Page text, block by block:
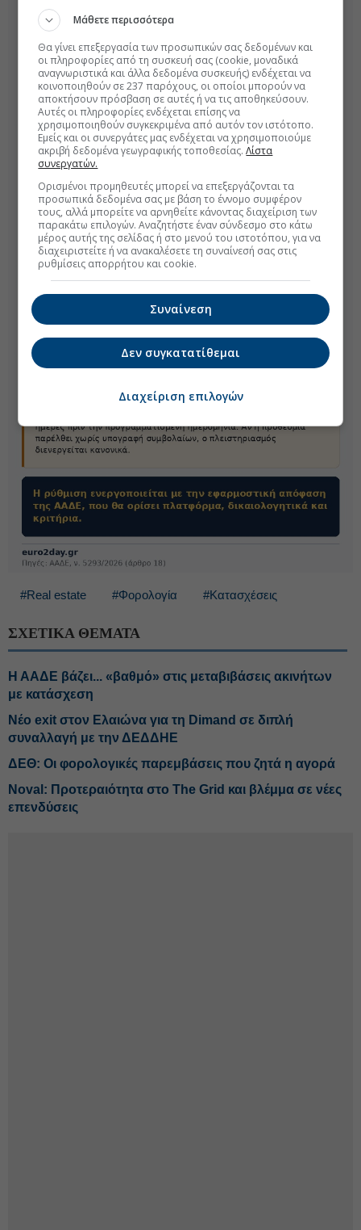
#Real estate #Φορολογία #Κατασχέσεις
ΣΧΕΤΙΚΑ ΘΕΜΑΤΑ
Η ΑΑΔΕ βάζει... «βαθμό» στις μεταβιβάσεις ακινήτων
με κατάσχεση
Νέο exit στον Ελαιώνα για τη Dimand σε διπλή
συναλλαγή με την ΔΕΔΔΗΕ
ΔΕΘ: Οι φορολογικές παρεμβάσεις που ζητά η αγορά
Noval: Προτεραιότητα στο The Grid και βλέμμα σε νέες
επενδύσεις
Μάθετε περισσότερα
Θα γίνει επεξεργασία των προσωπικών σας δεδομένων και
οι πληροφορίες από τη συσκευή σας (cookie, μοναδικά
αναγνωριστικά και άλλα δεδομένα συσκευής) ενδέχεται να
κοινοποιηθούν σε 237 παρόχους, οι οποίοι μπορούν να
αποκτήσουν πρόσβαση σε αυτές ή να τις αποθηκεύσουν.
Αυτές οι πληροφορίες ενδέχεται επίσης να
χρησιμοποιηθούν συγκεκριμένα από αυτόν τον ιστότοπο.
Εμείς και οι συνεργάτες μας ενδέχεται να χρησιμοποιούμε
ακριβή δεδομένα γεωγραφικής τοποθεσίας.Λίστα
συνεργατών.
Ορισμένοι προμηθευτές μπορεί να επεξεργάζονται τα
προσωπικά δεδομένα σας με βάση το έννομο συμφέρον
τους, αλλά μπορείτε να αρνηθείτε κάνοντας διαχείριση των
παρακάτω επιλογών. Αναζητήστε έναν σύνδεσμο στο κάτω
μέρος αυτής της σελίδας ή στο μενού του ιστοτόπου, για να
διαχειριστείτε ή να ανακαλέσετε τη συναίνεσή σας στις
ρυθμίσεις απορρήτου και cookie.
Συναίνεση
Δεν συγκατατίθεμαι
Διαχείριση επιλογών